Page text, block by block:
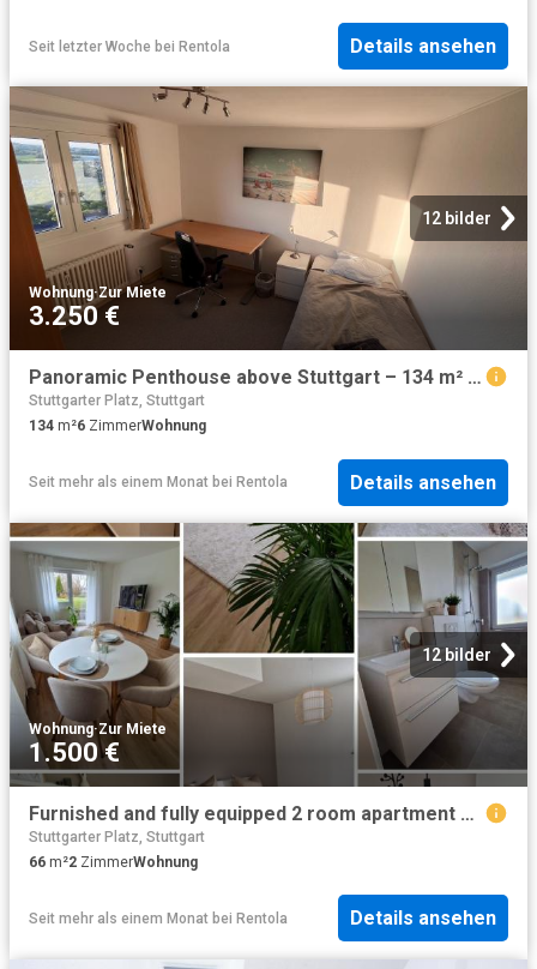
Seit letzter Woche bei Rentola Details ansehen
12 bilder
Wohnung·Zur Miete
3.250 €
Panoramic Penthouse above Stuttgart – 134 m² · 5 BR · 500 Mbps · 2 Balconies · Parking Space
Stuttgarter Platz, Stuttgart
134 m²6 ZimmerWohnung
Seit mehr als einem Monat bei Rentola Details ansehen
12 bilder
Wohnung·Zur Miete
1.500 €
Furnished and fully equipped 2 room apartment complete renovation in 2025
Stuttgarter Platz, Stuttgart
66 m²2 ZimmerWohnung
Seit mehr als einem Monat bei Rentola Details ansehen